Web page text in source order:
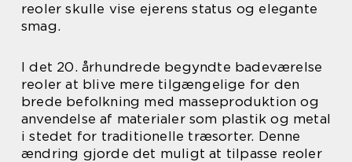
reoler skulle vise ejerens status og elegante
smag.
I det 20. århundrede begyndte badeværelse
reoler at blive mere tilgængelige for den
brede befolkning med masseproduktion og
anvendelse af materialer som plastik og metal
i stedet for traditionelle træsorter. Denne
ændring gjorde det muligt at tilpasse reoler